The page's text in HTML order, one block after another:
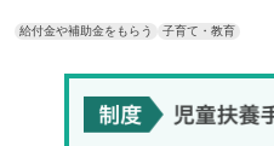
給付金や補助金をもらう 子育て・教育